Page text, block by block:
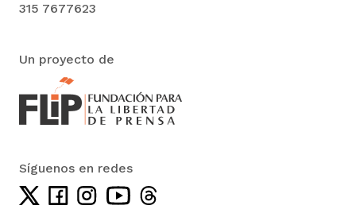
315 7677623
Un proyecto de
Síguenos en redes